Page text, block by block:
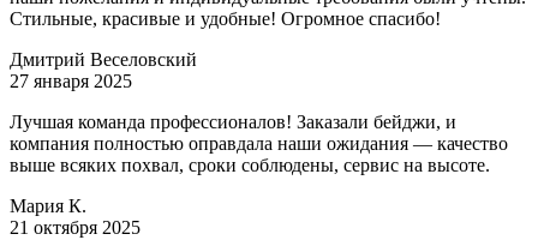
Стильные, красивые и удобные! Огромное спасибо!
Дмитрий Веселовский
27 января 2025
Лучшая команда профессионалов! Заказали бейджи, и
компания полностью оправдала наши ожидания — качество
выше всяких похвал, сроки соблюдены, сервис на высоте.
Мария К.
21 октября 2025